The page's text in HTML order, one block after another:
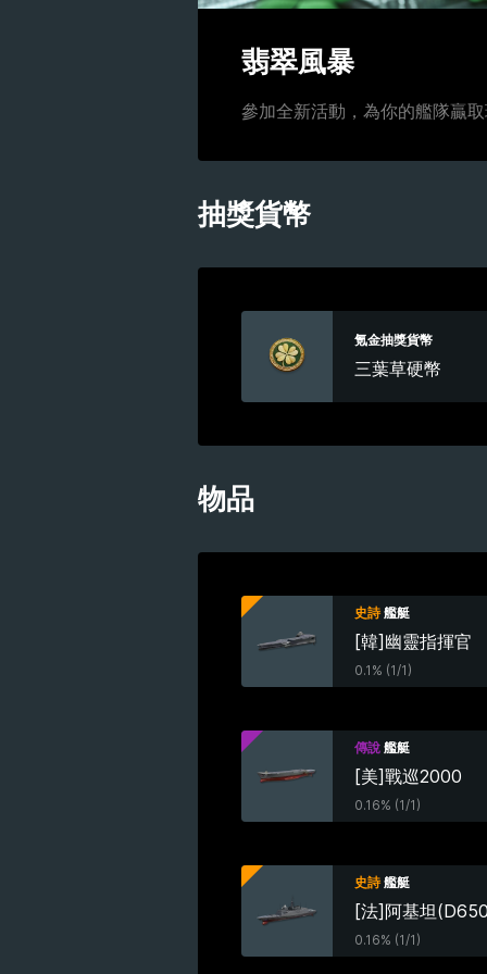
翡翠風暴
參加全新活動，為你的艦隊贏
抽獎貨幣
氪金抽獎貨幣
三葉草硬幣
物品
史詩 艦艇
[韓]幽靈指揮官
0.1% (1/1)
傳說 艦艇
[美]戰巡2000
0.16% (1/1)
史詩 艦艇
[法]阿基坦
0.16% (1/1)